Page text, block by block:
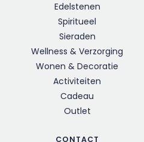
Edelstenen
Spiritueel
Sieraden
Wellness & Verzorging
Wonen & Decoratie
Activiteiten
Cadeau
Outlet
CONTACT